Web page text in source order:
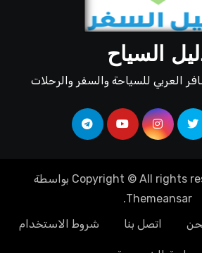
السياح
العربي للسياحة والسفر والرحلات
Copyright © All rights بواسطة
Themeansar
.
اتصل بنا شروط الاستخدام